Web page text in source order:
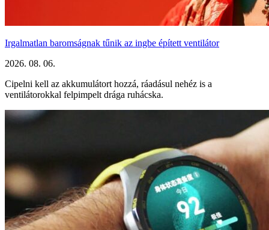
Irgalmatlan baromságnak tűnik az ingbe épített ventilátor
2026. 08. 06.
Cipelni kell az akkumulátort hozzá, ráadásul nehéz is a
ventilátorokkal felpimpelt drága ruhácska.